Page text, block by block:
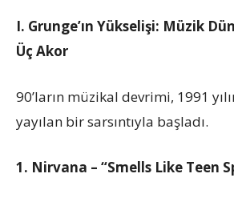
I. Grunge’ın Yükselişi: Müzik
Üç Akor
90’ların müzikal devrimi, 1991
yayılan bir sarsıntıyla başladı.
1. Nirvana – “Smells Like Teen